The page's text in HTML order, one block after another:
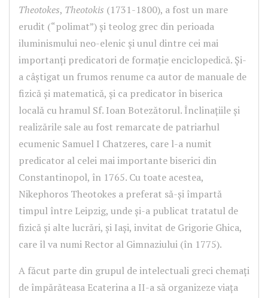
Theotokes, Theotokis (1731-1800), a fost un mare
erudit (“polimat”) şi teolog grec din perioada
iluminismului neo-elenic şi unul dintre cei mai
importanţi predicatori de formație enciclopedică. Şi-
a câştigat un frumos renume ca autor de manuale de
fizică şi matematică, şi ca predicator în biserica
locală cu hramul Sf. Ioan Botezătorul. Înclinaţiile şi
realizările sale au fost remarcate de patriarhul
ecumenic Samuel I Chatzeres, care l-a numit
predicator al celei mai importante biserici din
Constantinopol, în 1765. Cu toate acestea,
Nikephoros Theotokes a preferat să-şi împartă
timpul între Leipzig, unde şi-a publicat tratatul de
fizică şi alte lucrări, şi Iaşi, invitat de Grigorie Ghica,
care îl va numi Rector al Gimnaziului (în 1775).
A făcut parte din grupul de intelectuali greci chemaţi
de împărăteasa Ecaterina a II-a să organizeze viaţa